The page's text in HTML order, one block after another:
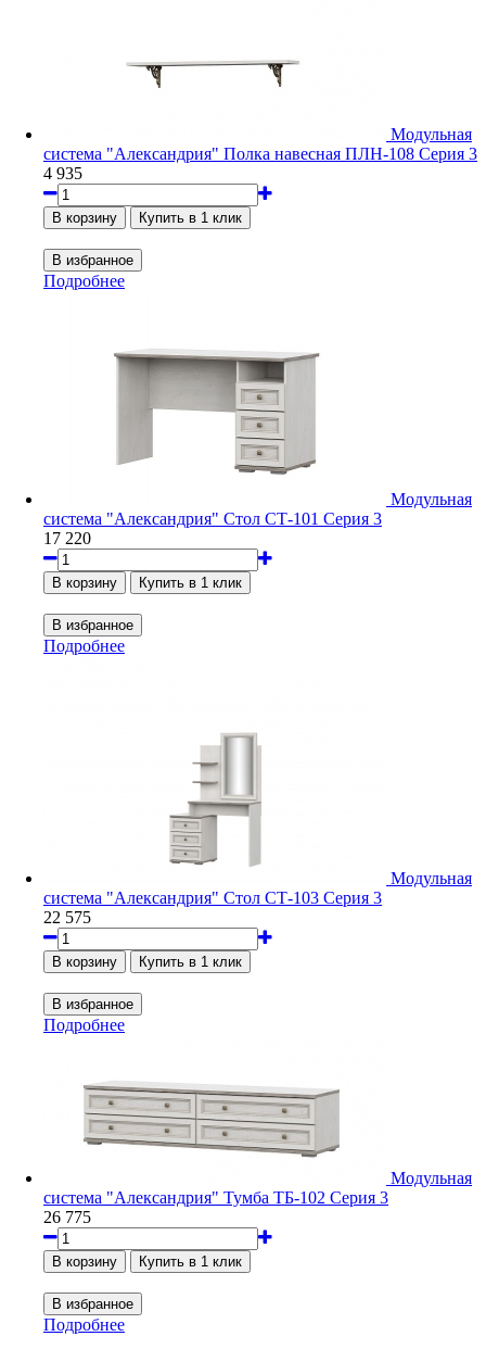
Модульная
система "Александрия" Полка навесная ПЛН-108 Серия 3
4 935
Подробнее
Модульная
система "Александрия" Стол СТ-101 Серия 3
17 220
Подробнее
Модульная
система "Александрия" Стол СТ-103 Серия 3
22 575
Подробнее
Модульная
система "Александрия" Тумба ТБ-102 Серия 3
26 775
Подробнее